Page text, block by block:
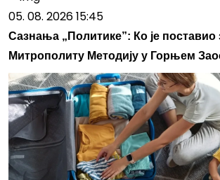
05. 08. 2026 15:45
Сазнања „Политике”: Ко је поставио
Митрополиту Методију у Горњем